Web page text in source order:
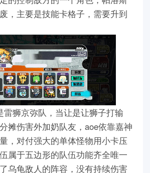
，主要是技能卡格子，需要升到
雷狮京弥队，当让是让狮子打输
摊伤害外加奶队友，aoe依靠嘉神
，对付强大的单体怪物用小卡压
属于五边形的队伍功能齐全唯一
乌龟敌人的阵容，没有持续伤害